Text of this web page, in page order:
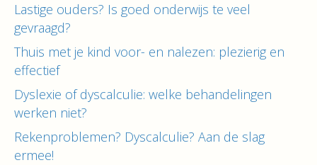
Lastige ouders? Is goed onderwijs te veel
gevraagd?
Thuis met je kind voor- en nalezen: plezierig en
effectief
Dyslexie of dyscalculie: welke behandelingen
werken niet?
Rekenproblemen? Dyscalculie? Aan de slag
ermee!